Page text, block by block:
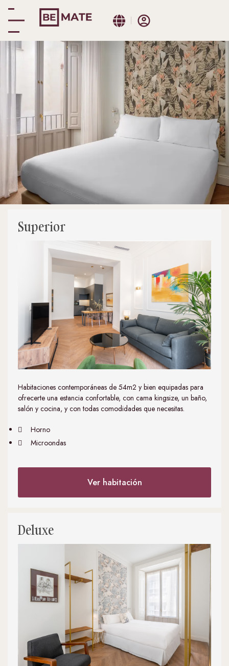
Málaga centro
Habitaciones
Superior
Habitaciones contemporáneas de 54m2 y bien equipadas para
ofrecerte una estancia confortable, con cama kingsize, un baño,
salón y cocina, y con todas comodidades que necesitas.
Horno
Microondas
Ver habitación
Deluxe